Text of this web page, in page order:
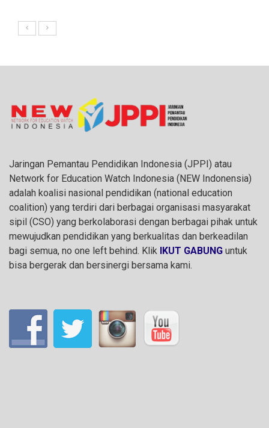
Jaringan Pemantau Pendidikan Indonesia (JPPI) atau
Network for Education Watch Indonesia (NEW Indonensia)
adalah koalisi nasional pendidikan (national education
coalition) yang terdiri dari berbagai organisasi masyarakat
sipil (CSO) yang berkolaborasi dengan berbagai pihak untuk
mewujudkan pendidikan yang berkualitas dan berkeadilan
bagi semua, no one left behind. Klik IKUT GABUNG untuk
bisa bergerak dan bersinergi bersama kami.